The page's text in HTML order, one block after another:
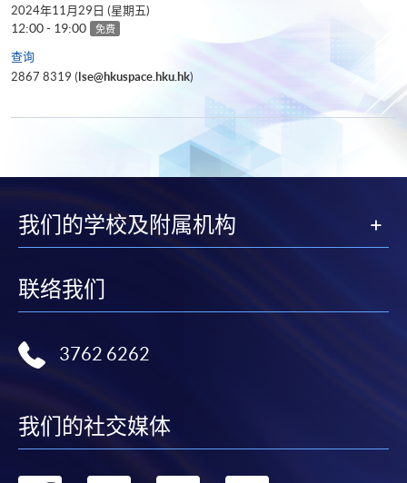
2024年11月29日 (星期五)
12:00 - 19:00 免费
查询
2867 8319 (lse@hkuspace.hku.hk)
我们的学校及附属机构
联络我们
3762 6262
我们的社交媒体